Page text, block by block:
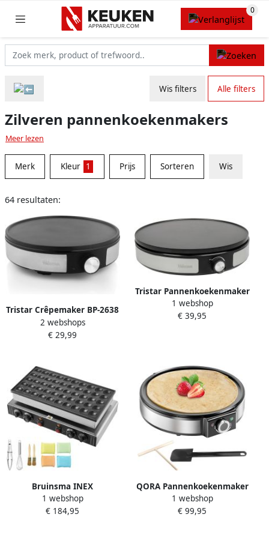
Wis filters Alle filters
Zilveren pannenkoekenmakers
Meer lezen
Merk Kleur 1 Prijs Sorteren Wis
64 resultaten:
Tristar Crêpemaker BP-2638
Pannenkoekenmaker 30
centimeter Regelbare
2 webshops
€ 29,99
Tristar Pannenkoekenmaker
2-in-1 BP-2639 Pancakes
maker met omkeerbare
Accessoires RVS
1 webshop
€ 39,95
Bruinsma INEX
Poffertjesmaker Elektrisch
Mini Pannenkoeken Maker
1 webshop
€ 184,95
QORA Pannenkoekenmaker
Pancake maker Pannenkoek
Zilver ‎33cm x 37cm x 11cm
1 webshop
€ 99,95